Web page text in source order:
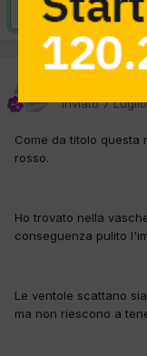
Inviato7
Come da titolo
rosso.
Ho trovato nella
conseguenza pulito
Le ventole scattano
ma non riescono a